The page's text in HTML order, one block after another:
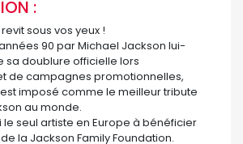
:
sous vos yeux !
90 par Michael Jackson lui-
sa doublure officielle lors
de campagnes promotionnelles,
imposé comme le meilleur tribute
au monde.
le seul artiste en Europe à bénéficier
la Jackson Family Foundation.